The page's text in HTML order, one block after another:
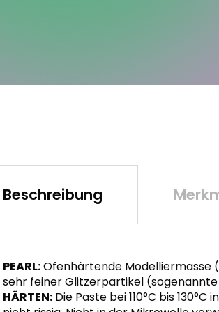
Beschreibung
PEARL:Ofenhärtende Modelliermasse
sehr feiner Glitzerpartikel (sogenannte
HÄRTEN: Die Paste bei 110°C bis